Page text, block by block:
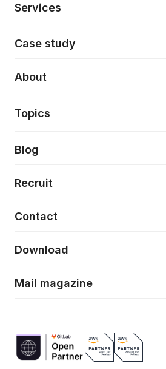
Services
AI駆動開発支援
モダナイゼーション
特徴量エンジニアリングと生成AI
フロントエンド開発
Case study
About
About
Topics
Press release
News
Event/Seminer
Blog
Recruit
Contact
Download
Mail magazine